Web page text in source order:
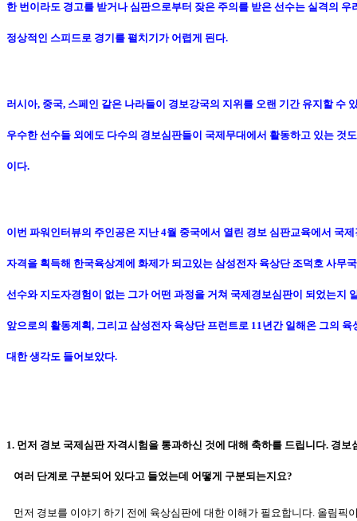
한 번이라도 경고를 받거나 심판으로부터 잦은 주의를 받은 선수는 실격의 우
정상적인 스피드로 경기를 펼치기가 어렵게 된다.
러시아, 중국, 스페인 같은 나라들이 경보강국의 지위를 오랜 기간 유지할 수
우수한 선수들 외에도 다수의 경보심판들이 국제무대에서 활동하고 있는 것
이다.
이번 파워인터뷰의 주인공은 지난 4월 중국에서 열린 경보 심판교육에서 국
자격을 획득해 한국육상계에 화제가 되고있는 삼성전자 육상단 조덕호 사무
선수와 지도자경험이 없는 그가 어떤 과정을 거쳐 국제경보심판이 되었는지
앞으로의 활동계획, 그리고 삼성전자 육상단 프런트로 11년간 일해온 그의 육
대한 생각도 들어보았다.
1. 먼저 경보 국제심판 자격시험을 통과하신 것에 대해 축하를 드립니다. 경보
여러 단계로 구분되어 있다고 들었는데 어떻게 구분되는지요?
먼저 경보를 이야기 하기 전에 육상심판에 대한 이해가 필요합니다. 올림픽